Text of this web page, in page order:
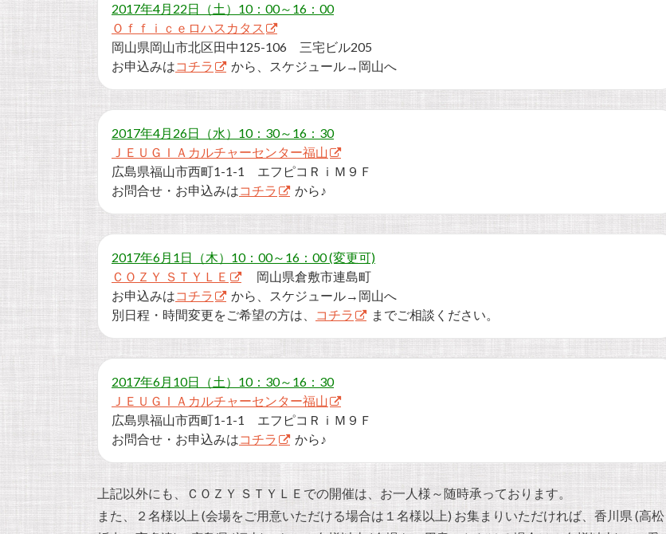
2017年4月22日（土）10：00～16：00
Ｏｆｆｉｃｅロハスカタス
岡山県岡山市北区田中125-106 三宅ビル205
お申込みはコチラ から、スケジュール→岡山へ
2017年4月26日（水）10：30～16：30
ＪＥＵＧＩＡカルチャーセンター福山
広島県福山市西町1-1-1 エフピコＲｉＭ９Ｆ
お問合せ・お申込みはコチラ から♪
2017年6月1日（木）10：00～16：00 (変更可)
ＣＯＺＹ ＳＴＹＬＥ
岡山県倉敷市連島町
お申込みはコチラ
から、スケジュール→岡山へ
別日程・時間変更をご希望の方は、
コチラ までご相談ください。
2017年6月10日（土）10：30～16：30
ＪＥＵＧＩＡカルチャーセンター福山
広島県福山市西町1-1-1 エフピコＲｉＭ９Ｆ
お問合せ・お申込みはコチラ から♪
上記以外にも、ＣＯＺＹ ＳＴＹＬＥでの開催は、お一人様～随時承っております。
また、２名様以上 (会場をご用意いただける場合は１名様以上) お集まりいただければ、香川県 (高